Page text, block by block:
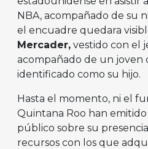
NBA, acompañado de su
el encuadre quedara
Mercader, vestido con el
acompañado de un joven
identificado como su hijo.
Hasta el momento, ni el
Quintana Roo han
público sobre su
recursos con los que